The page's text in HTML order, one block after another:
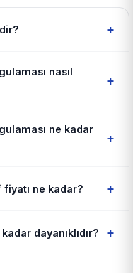
+
nasıl
+
ne kadar
+
fiyatı ne kadar? +
dayanıklıdır? +